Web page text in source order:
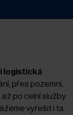
logistická
přes pozemní,
po celní služby
vyřešit i ta